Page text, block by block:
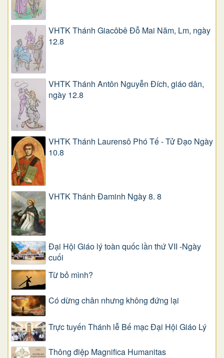
VHTK Thánh Giacôbê Ðỗ Mai Năm, Lm, ngày
12.8
VHTK Thánh Antôn Nguyễn Ðích, giáo dân,
ngày 12.8
VHTK Thánh Laurensô Phó Tế - Tử Đạo Ngày
10.8
VHTK Thánh Đaminh Ngày 8. 8
Đại Hội Giáo lý toàn quốc lần thứ VII -Ngày
cuối
Từ bỏ mình?
Có dừng chân nhưng không đứng lại
Trực tuyến Thánh lễ Bế mạc Đại Hội Giáo Lý
Thông điệp Magnifica Humanitas